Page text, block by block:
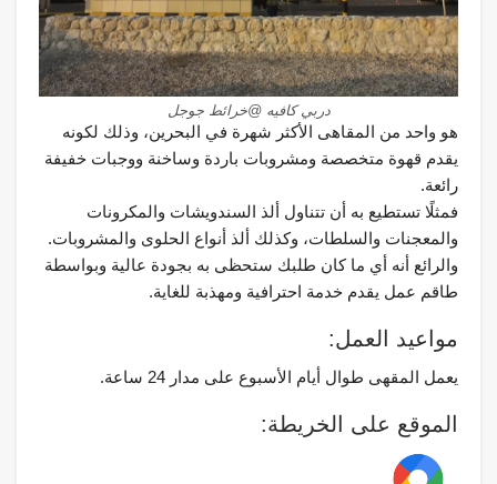
دربي كافيه @خرائط جوجل
هو واحد من المقاهى الأكثر شهرة في البحرين، وذلك لكونه
يقدم قهوة متخصصة ومشروبات باردة وساخنة ووجبات خفيفة
رائعة.
فمثلًا تستطيع به أن تتناول ألذ السندويشات والمكرونات
والمعجنات والسلطات، وكذلك ألذ أنواع الحلوى والمشروبات.
والرائع أنه أي ما كان طلبك ستحظى به بجودة عالية وبواسطة
طاقم عمل يقدم خدمة احترافية ومهذبة للغاية.
مواعيد العمل:
يعمل المقهى طوال أيام الأسبوع على مدار 24 ساعة.
الموقع على الخريطة: